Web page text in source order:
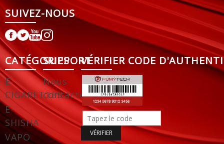
SUIVEZ-NOUS
CATÉGORIES
E-
CIGARETTES
E-
SHISHA
VAPO
SUPPORT
Nous
contacter
VÉRIFIER CODE